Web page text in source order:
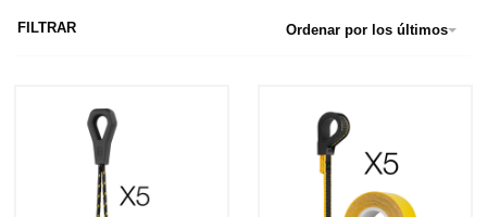
Ordenar por los últimos
FILTRAR